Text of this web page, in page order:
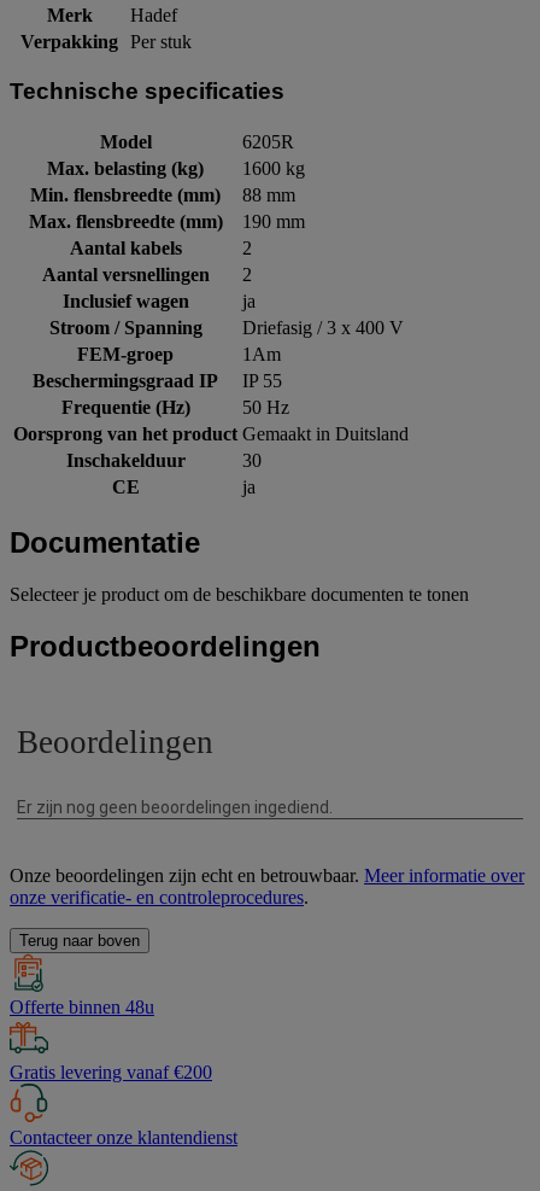
Merk
Hadef
Verpakking Per stuk
Technische specificaties
Model
6205R
Max. belasting (kg)
1600 kg
Min. flensbreedte (mm)
88 mm
Max. flensbreedte (mm)
190 mm
Aantal kabels
2
Aantal versnellingen
2
Inclusief wagen
ja
Stroom / Spanning
Driefasig / 3 x 400 V
FEM-groep
1Am
Beschermingsgraad IP
IP 55
Frequentie (Hz)
50 Hz
Oorsprong van het product Gemaakt in Duitsland
Inschakelduur
30
CE
ja
Documentatie
Selecteer je product om de beschikbare documenten te tonen
Productbeoordelingen
Onze beoordelingen zijn echt en betrouwbaar. Meer informatie over
onze verificatie- en controleprocedures.
Terug naar boven
Offerte binnen 48u
Gratis levering vanaf €200
Contacteer onze klantendienst